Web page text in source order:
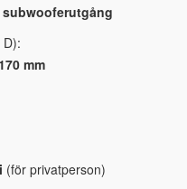
mm
(för privatperson)